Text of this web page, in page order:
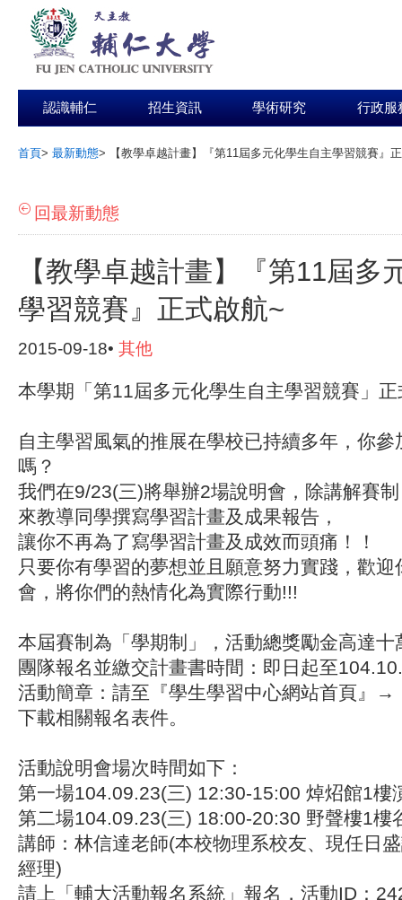
認識輔仁 招生資訊 學術研究 行政服
首頁> 最新動態> 【教學卓越計畫】『第11屆多元化學生自主學習競賽』
回最新動態
【教學卓越計畫】『第11屆多
學習競賽』正式啟航~
2015-09-18• 其他
本學期「第11屆多元化學生自主學習競賽」
自主學習風氣的推展在學校已持續多年，你
嗎？
我們在9/23(三)將舉辦2場說明會，除講解賽
來教導同學撰寫學習計畫及成果報告，
讓你不再為了寫學習計畫及成效而頭痛！！
只要你有學習的夢想並且願意努力實踐，歡
會，將你們的熱情化為實際行動!!!
本屆賽制為「學期制」，活動總獎勵金高達十
團隊報名並繳交計畫書時間：即日起至
活動簡章：請至『學生學習中心網站首頁』→
下載相關報名表件。
活動說明會場次時間如下：
第一場104.09.23(三) 12:30-15:00 焯炤館1樓
第二場104.09.23(三) 18:00-20:30 野聲樓1樓
講師：林信達老師(本校物理系校友、現任日
經理)
請上「輔大活動報名系統」報名，活動ID：